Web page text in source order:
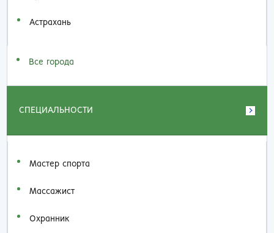
Астрахань
Все города
СПЕЦИАЛЬНОСТИ
Мастер спорта
Массажист
Охранник